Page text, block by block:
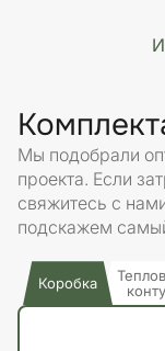
Мы подобрали
проекта. Если
свяжитесь с
подскажем
Коробка